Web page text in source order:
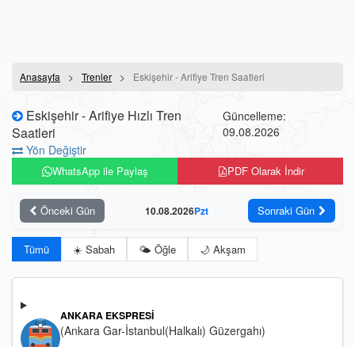
Anasayfa Trenler Eskişehir - Arifiye Tren Saatleri
Eskişehir - Arifiye Hızlı Tren
Saatleri
Yön Değiştir
Güncelleme:
09.08.2026
WhatsApp ile Paylaş PDF Olarak İndir
Önceki Gün 10.08.2026Pzt Sonraki Gün
Tümü ☀️ Sabah 🌤️ Öğle 🌙 Akşam
ANKARA EKSPRESI
(Ankara Gar-İstanbul(Halkalı) Güzergahı)